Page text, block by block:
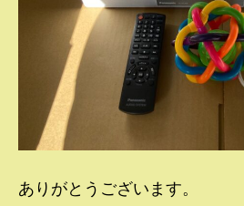
ありがとうございます。